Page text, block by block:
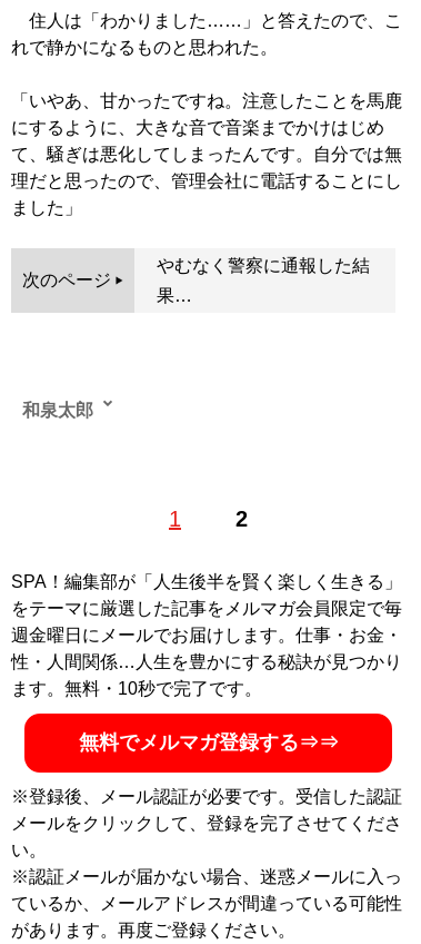
住人は「わかりました……」と答えたので、こ
れで静かになるものと思われた。
「いやあ、甘かったですね。注意したことを馬鹿
にするように、大きな音で音楽までかけはじめ
て、騒ぎは悪化してしまったんです。自分では無
理だと思ったので、管理会社に電話することにし
ました」
次のページ
やむなく警察に通報した結
果…
1 2
和泉太郎
ライター。趣味はドキュメンタリー番組を観ることと仏
記事一覧へ
SPA！編集部が「人生後半を賢く楽しく生きる」
をテーマに厳選した記事をメルマガ会員限定で毎
週金曜日にメールでお届けします。仕事・お金・
性・人間関係…人生を豊かにする秘訣が見つかり
ます。無料・10秒で完了です。
無料でメルマガ登録する⇒⇒
※登録後、メール認証が必要です。受信した認証
メールをクリックして、登録を完了させてくださ
い。
※認証メールが届かない場合、迷惑メールに入っ
ているか、メールアドレスが間違っている可能性
があります。再度ご登録ください。